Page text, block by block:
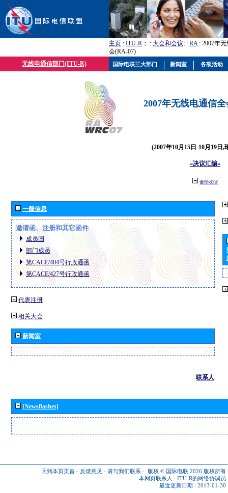
主页 : ITU-R ； : 大会和会议; : RA: 2007年
会(RA-07)
无线电通信部门(ITU-R)
2007年无线电通信
(2007年10月15日-10月19日,
«决议汇编»
全部收缩
一般信息
邀请函、注册和其它函件
成员国
部门成员
第CACE/404号行政通函
第CACE/427号行政通函
代表注册
相关大会
新闻室
联系人
[Newsflashes]
回到本页页首 - 反馈意见 - 请与我们联系 - 版权 © 国际电联 2026 版权所有
本网页联系人 : ITU-R的网络协调员
最近更新日期 : 2013-01-30
国际电联三大部门 新闻室 各项活动